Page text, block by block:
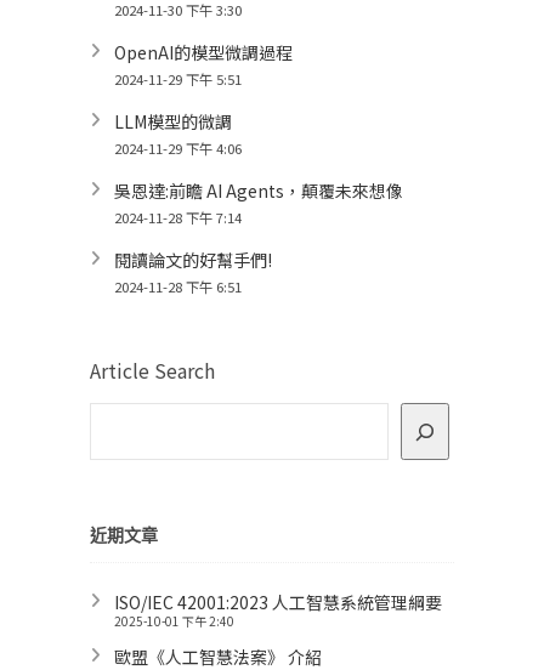
2024-11-30 下午 3:30
OpenAI的模型微調過程
2024-11-29 下午 5:51
LLM模型的微調
2024-11-29 下午 4:06
吳恩達:前瞻 AI Agents，顛覆未來想像
2024-11-28 下午 7:14
閱讀論文的好幫手們!
2024-11-28 下午 6:51
Article Search
近期文章
ISO/IEC 42001:2023 人工智慧系統管理綱要
2025-10-01 下午 2:40
歐盟《人工智慧法案》 介紹